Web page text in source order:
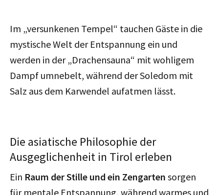
Im „versunkenen Tempel“ tauchen Gäste in die
mystische Welt der Entspannung ein und
werden in der „Drachensauna“ mit wohligem
Dampf umnebelt, während der Soledom mit
Salz aus dem Karwendel aufatmen lässt.
Die asiatische Philosophie der
Ausgeglichenheit in Tirol erleben
Ein Raum der Stille und ein Zengarten sorgen
für mentale Entspannung, während warmes und